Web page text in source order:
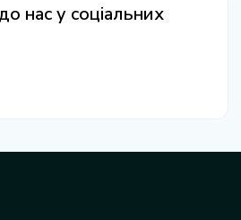
нас у соціальних